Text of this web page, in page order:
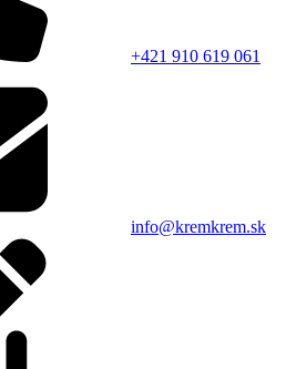
+421 910 619 061
info@kremkrem.sk